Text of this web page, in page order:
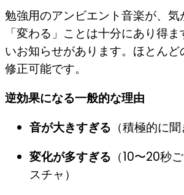
勉強用のアンビエント音楽が、気
「変わる」ことは十分にあり得
いお知らせがあります。ほとん
修正可能です。
逆効果になる一般的な理由
音が大きすぎる （積極的に
変化が多すぎる （10〜20秒
スチャ）